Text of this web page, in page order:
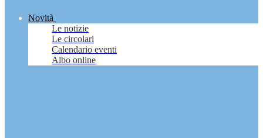
Novità
Le notizie
Le circolari
Calendario eventi
Albo online